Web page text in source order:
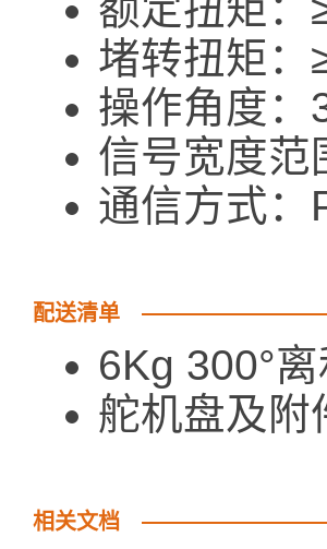
额定扭矩
堵转扭矩：
操作角度：
信号宽度范
通信方式：
配送清单
6Kg
舵机盘
相关文档